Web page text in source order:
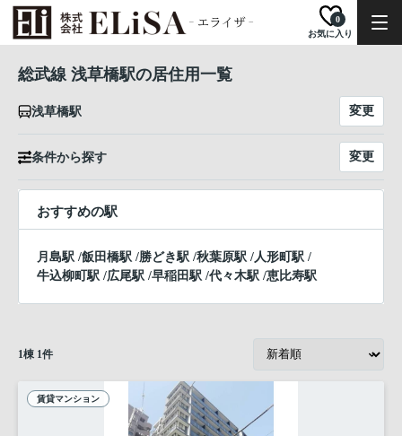
お気に入り
0
総武線 浅草橋駅の居住用一覧
浅草橋駅 変更
条件から探す 変更
おすすめの駅
月島駅 /飯田橋駅 /勝どき駅 /秋葉原駅 /人形町駅 /
牛込柳町駅 /広尾駅 /早稲田駅 /代々木駅 /恵比寿駅
1棟 1件
賃貸マンション